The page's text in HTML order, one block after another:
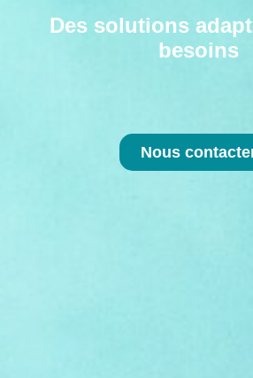
Des solutions
besoins
Nous